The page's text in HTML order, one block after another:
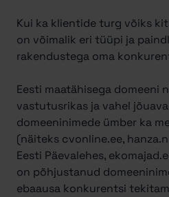
Kui ka klientide turg võiks
on võimalik eri tüüpi ja
rakendustega oma
Eesti maatähisega domeeni
vastutusrikas ja vahel
domeeninimede ümber ka
(näiteks cvonline.ee,
Eesti Päevalehes,
on põhjustanud
ebaausa konkurentsi